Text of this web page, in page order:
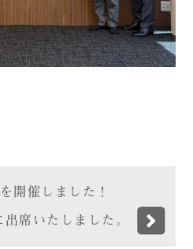
開催しました！
席いたしました。